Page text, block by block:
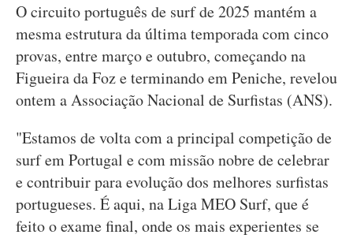
O circuito português de surf de 2025 mantém a
mesma estrutura da última temporada com cinco
provas, entre março e outubro, começando na
Figueira da Foz e terminando em Peniche, revelou
ontem a Associação Nacional de Surfistas (ANS).
"Estamos de volta com a principal competição de
surf em Portugal e com missão nobre de celebrar
e contribuir para evolução dos melhores surfistas
portugueses. É aqui, na Liga MEO Surf, que é
feito o exame final, onde os mais experientes se